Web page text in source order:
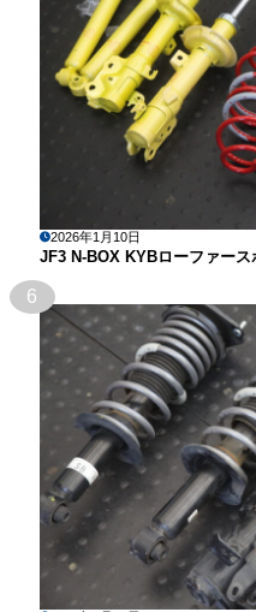
2026年1月10日
JF3 N-BOX KYBローファー
6